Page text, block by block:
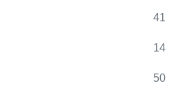
41
14
50